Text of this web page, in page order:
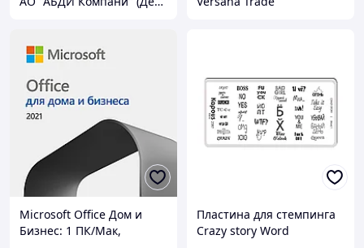
Microsoft Office Дом и
Бизнес: 1 ПК/Мак,
Пластина для стемпинга
Crazy story Word